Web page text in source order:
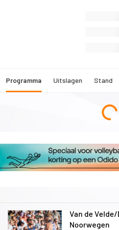
Programma Uitslagen Stand
Van de
Noorwegen